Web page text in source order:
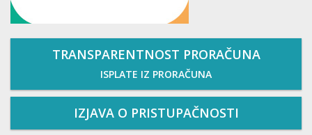
TRANSPARENTNOST PRORAČUNA
ISPLATE IZ PRORAČUNA
IZJAVA O PRISTUPAČNOSTI